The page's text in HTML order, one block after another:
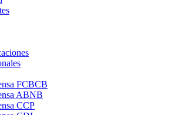
FCBCB
ABNB
CCP